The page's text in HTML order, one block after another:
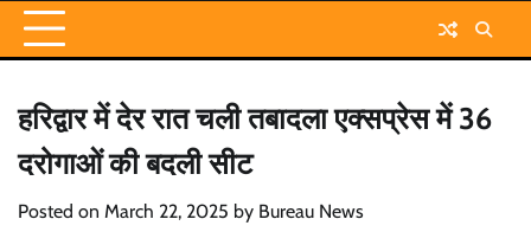
हरिद्वार में देर रात चली तबादला एक्सप्रेस में 36
दरोगाओं की बदली सीट
Posted on March 22, 2025 by Bureau News